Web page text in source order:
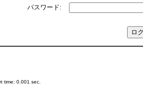
パスワード:
time: 0.001 sec.